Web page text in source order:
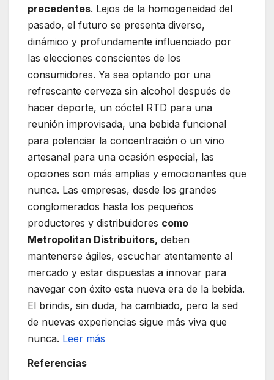
precedentes. Lejos de la homogeneidad del
pasado, el futuro se presenta diverso,
dinámico y profundamente influenciado por
las elecciones conscientes de los
consumidores. Ya sea optando por una
refrescante cerveza sin alcohol después de
hacer deporte, un cóctel RTD para una
reunión improvisada, una bebida funcional
para potenciar la concentración o un vino
artesanal para una ocasión especial, las
opciones son más amplias y emocionantes que
nunca. Las empresas, desde los grandes
conglomerados hasta los pequeños
productores y distribuidores como
Metropolitan Distribuitors, deben
mantenerse ágiles, escuchar atentamente al
mercado y estar dispuestas a innovar para
navegar con éxito esta nueva era de la bebida.
El brindis, sin duda, ha cambiado, pero la sed
de nuevas experiencias sigue más viva que
nunca. Leer más
Referencias